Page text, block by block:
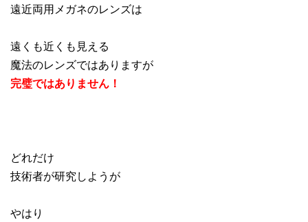
遠近両用メガネのレンズは
遠くも近くも見える
魔法のレンズではありますが
完璧ではありません！
どれだけ
技術者が研究しようが
やはり